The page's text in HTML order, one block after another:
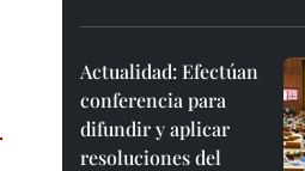
Actualidad: Efectúan
conferencia para
difundir y aplicar
resoluciones del